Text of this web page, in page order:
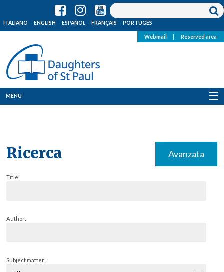
ITALIANO ENGLISH ESPAÑOL FRANÇAIS PORTUGÊS
Webmail Reserved area
MENU
Ricerca Avanzata
Title:
Author:
Subject matter: